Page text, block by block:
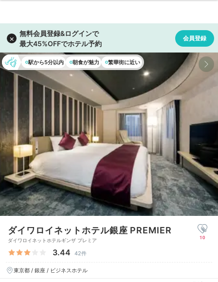
駅から5分以内 朝食が魅力 繁華街に近い
ダイワロイネットホテル銀座 PREMIER
ダイワロイネットホテルギンザ プレミア
3.44 42件
東京都 / 銀座 / ビジネスホテル
10